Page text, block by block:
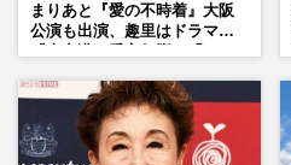
まりあと『愛の不時着』大阪
公演も出演、趣里はドラマ